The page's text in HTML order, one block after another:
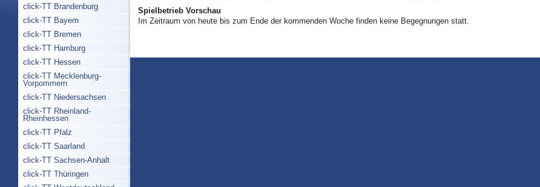
click-TT Brandenburg
click-TT Bayern
click-TT Bremen
click-TT Hamburg
click-TT Hessen
click-TT Mecklenburg-
Vorpommern
click-TT Niedersachsen
click-TT Rheinland-
Rheinhessen
click-TT Pfalz
click-TT Saarland
click-TT Sachsen-Anhalt
click-TT Thüringen
Spielbetrieb Vorschau
Im Zeitraum von heute bis zum Ende der kommenden Woche finden keine Begegnungen statt.